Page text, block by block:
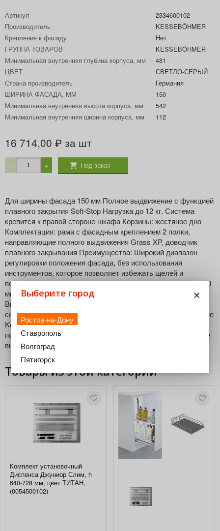
Артикул
2334600102
Производитель
KESSEBÖHMER
Крепление к фасаду
Нет
ГРУППА ТОВАРОВ
KESSEBÖHMER
Минимальная внутренняя глубина корпуса, мм
481
ЦВЕТ
СВЕТЛО-СЕРЫЙ
Страна производитель
Германия
ШИРИНА ФАСАДА, ММ
150
Минимальная внутренняя высота корпуса, мм
542
Минимальная внутренняя ширина корпуса, мм
112
16 714,00 ₽ за шт
− + Под заказ
Для ширины фасада 150 мм Полное выдвижение с функцией
плавного закрытия Soft-Stop Нагрузка до 12 кг. Система
крепится к правой стороне шкафа Корзины: жестяное дно
Комплектация: рама с фасадным креплением 2 полки,
направляющие полного выдвижения Grass XP, доводчик
плавного закрывания Преимущества: Широкий диапазон
регулировки положения фасада, без использования
инструментов, которое позволяет избежать щелей и
перекосов (3D регулировка). Механизмы - Бутылочницы 150
мм эффективно задействуют узкие ниши вашей кухни
Высокое качество, подтверждено международными
сертификатами. Полный производственный цикл на фабрике
Kessebohmer GmbH, Bad Essen, Germany. Устойчивость
поверхности к повреждениям Максимальное использование
внутреннего пространства.
Товары из этой категории
Комплект установочный
Диспенса Джуниор Слим, h
640-728 мм, цвет ТИТАН,
(0054500102)
×
Выберите город
Ростов-на-Дону
Ставрополь
Волгоград
Пятигорск